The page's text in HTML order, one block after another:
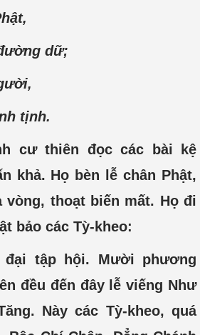
dữ;
tịnh.
cư thiên đọc các bài kệ
khả. Họ bèn lễ chân Phật,
vòng, thoạt biến mất. Họ đi
bảo các Tỳ-kheo:
đại tập hội. Mười phương
đều đến đây lễ viếng Như
Này các Tỳ-kheo, quá